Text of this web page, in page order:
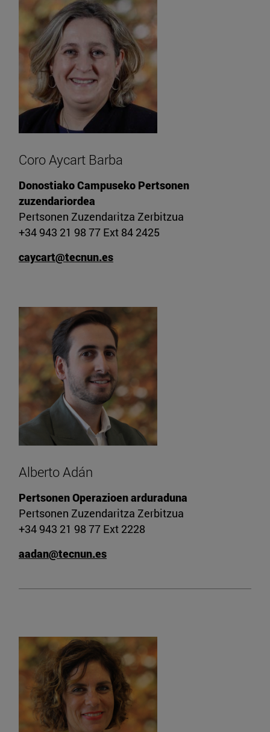
Coro Aycart Barba
Donostiako Campuseko Pertsonen
zuzendariordea
Pertsonen Zuzendaritza Zerbitzua
+34 943 21 98 77 Ext 84 2425
caycart@tecnun.es
Alberto Adán
Pertsonen Operazioen arduraduna
Pertsonen Zuzendaritza Zerbitzua
+34 943 21 98 77 Ext 2228
aadan@tecnun.es